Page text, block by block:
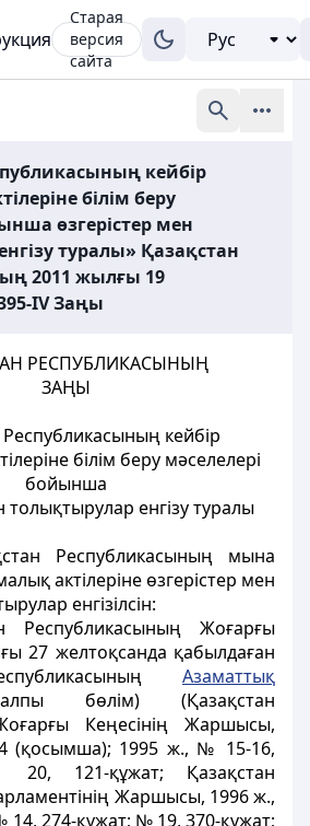
Старая
версия
сайта
кейбір
білім беру
өзгерістер мен
туралы» Қазақстан
2011 жылғы 19
IV Заңы
РЕСПУБЛИКАСЫНЫҢ
ЗАҢЫ
кейбір
білім беру мәселелерi
бойынша
толықтырулар енгізу туралы
Республикасының мына
актілеріне өзгерістер мен
енгiзiлсiн:
Республикасының Жоғарғы
27 желтоқсанда қабылдаған
Азаматтық
бөлім) (Қазақстан
Кеңесінің Жаршысы,
(қосымша); 1995 ж., № 15-16,
121-құжат; Қазақстан
Жаршысы, 1996 ж.,
274-құжат; № 19, 370-құжат;